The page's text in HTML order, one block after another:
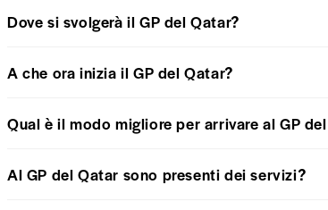
Dove si svolgerà il GP del Qatar?
A che ora inizia il GP del Qatar?
Qual è il modo migliore per arrivare al GP
Al GP del Qatar sono presenti dei servizi?